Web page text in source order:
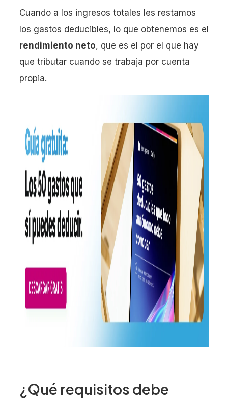
Cuando a los ingresos totales les restamos
los gastos deducibles, lo que obtenemos es el
rendimiento neto, que es el por el que hay
que tributar cuando se trabaja por cuenta
propia.
¿Qué requisitos debe